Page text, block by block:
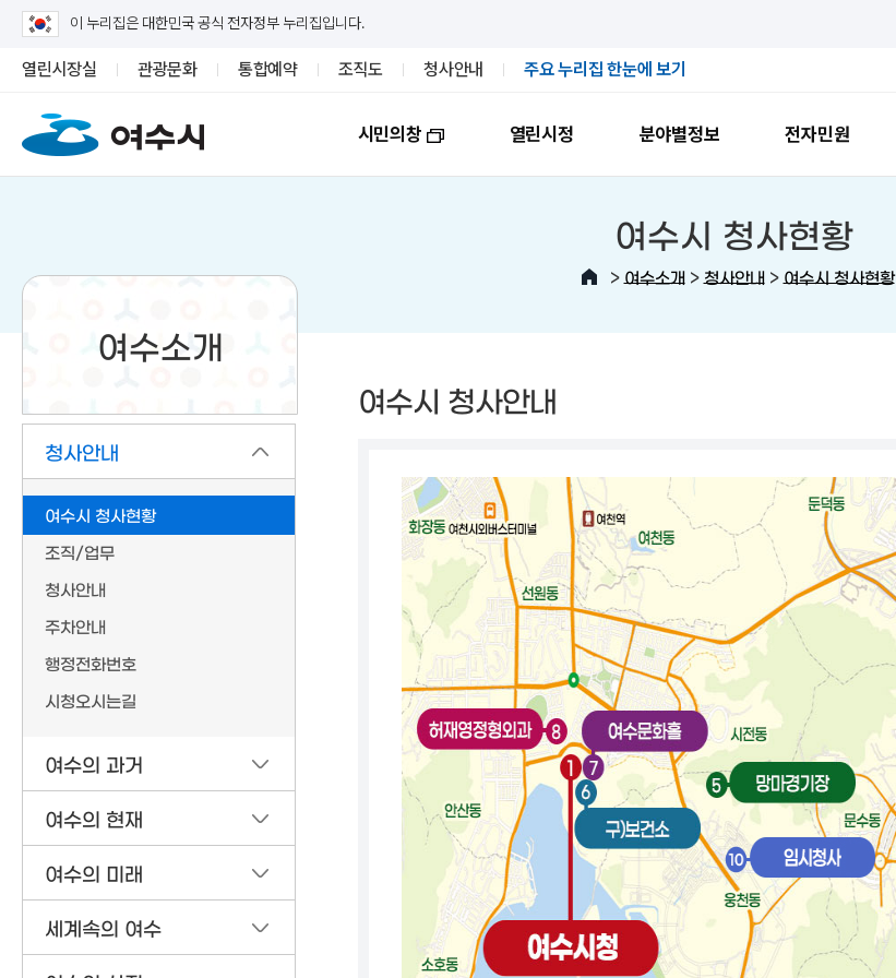
이 누리집은 대한민국 공식 전자정부 누리집입니다.
열린시장실 관광문화 통합예약 조직도 청사안내 주요 누리집 한눈에 보기
시민의창 열린시정 분야별정보 전자민원
여수소개
청사안내
여수시 청사현황
조직/업무
청사안내
주차안내
행정전화번호
시청오시는길
여수의 과거
여수의 현재
여수의 미래
세계속의 여수
여수시 청사현황
> 여수소개> 청사안내> 여수시 청사현황
여수시 청사안내